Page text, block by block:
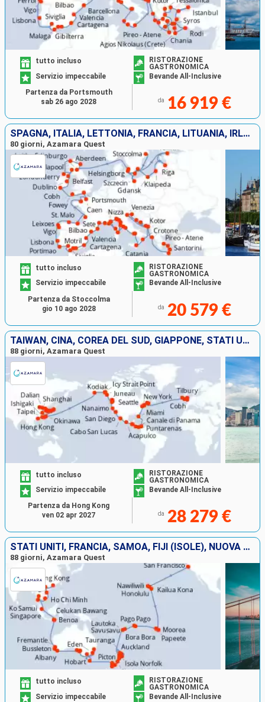
tutto incluso
RISTORAZIONE
GASTRONOMICA
Servizio impeccabile
Bevande All-Inclusive
da 16 919 €
Partenza da Portsmouth
sab 26 ago 2028
SPAGNA, ITALIA, LETTONIA, FRANCIA, LITUANIA, IRLANDA, MONTENEGRO, DANIMARCA, GRECIA, SVEZIA, GIBILTERRA, ESTONIA, POLONIA, PORTOGALLO, CROAZIA, SLOVENIA, REGNO UNITO
80 giorni, Azamara Quest
tutto incluso
RISTORAZIONE
GASTRONOMICA
Servizio impeccabile
Bevande All-Inclusive
da 20 579 €
Partenza da Stoccolma
gio 10 ago 2028
TAIWAN, CINA, COREA DEL SUD, GIAPPONE, STATI UNITI, MESSICO, GUATEMALA, SALVADOR, COSTA RICA, PANAMA, COLOMBIA, CANADA, IRLANDA, FRANCIA, REGNO UNITO
88 giorni, Azamara Quest
tutto incluso
RISTORAZIONE
GASTRONOMICA
Servizio impeccabile
Bevande All-Inclusive
da 28 279 €
Partenza da Hong Kong
ven 02 apr 2027
STATI UNITI, FRANCIA, SAMOA, FIJI (ISOLE), NUOVA ZELANDA, AUSTRALIA, INDONESIA, SINGAPORE, THAILANDIA, VIETNAM, CINA
88 giorni, Azamara Quest
tutto incluso
RISTORAZIONE
GASTRONOMICA
Servizio impeccabile
Bevande All-Inclusive